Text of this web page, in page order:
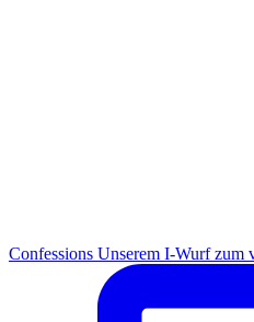
Con­fes­si­ons Unse­rem I-Wurf zum